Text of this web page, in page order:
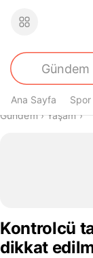
Ana Sayfa Spor
Buradasın
Gündem› Yaşam›
Kontrolcü
dikkat